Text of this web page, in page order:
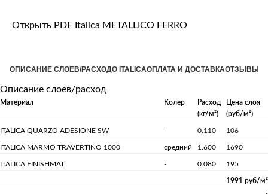
Открыть PDF Italica METALLICO FERRO
ОПИСАНИЕ СЛОЕВ/РАСХОДО ITALICAОПЛАТА И ДОСТАВКАОТЗЫВЫ
Описание слоев/расход
Материал Колер
Расход
(кг/м²)
Цена слоя
(руб/м²)
ITALICA QUARZO ADESIONE SW - 0.110 106
ITALICA MARMO TRAVERTINO 1000 средний 1.600 1690
ITALICA FINISHMAT - 0.080 195
1991 руб/м²